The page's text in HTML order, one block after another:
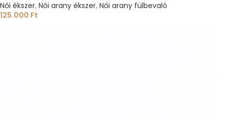
Női ékszer, Női arany ékszer, Női arany fülbevaló
125.000 Ft